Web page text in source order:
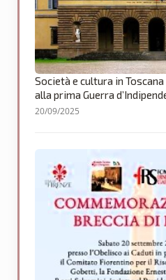
Società e cultura in
alla prima Guerra
20/09/2025